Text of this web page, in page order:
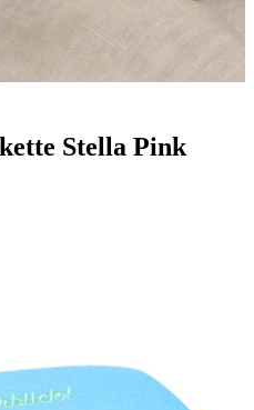
Stella Pink